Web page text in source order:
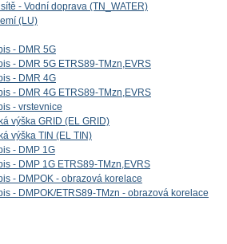
- Vodní doprava (TN_WATER)
(LU)
- DMR 5G
- DMR 5G ETRS89-TMzn,EVRS
- DMR 4G
- DMR 4G ETRS89-TMzn,EVRS
- vrstevnice
výška GRID (EL GRID)
výška TIN (EL TIN)
- DMP 1G
- DMP 1G ETRS89-TMzn,EVRS
- DMPOK - obrazová korelace
- DMPOK/ETRS89-TMzn - obrazová korelace